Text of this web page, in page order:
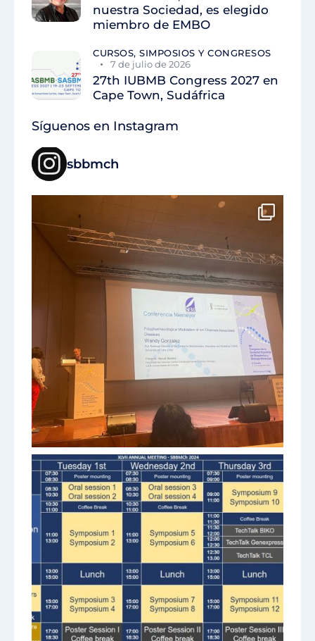
nuestra Sociedad, es elegido
miembro de EMBO
CURSOS, SIMPOSIOS Y CONGRESOS
7 de julio de 2026
27th IUBMB Congress 2027 en
Cape Town, Sudáfrica
Síguenos en Instagram
sbbmch